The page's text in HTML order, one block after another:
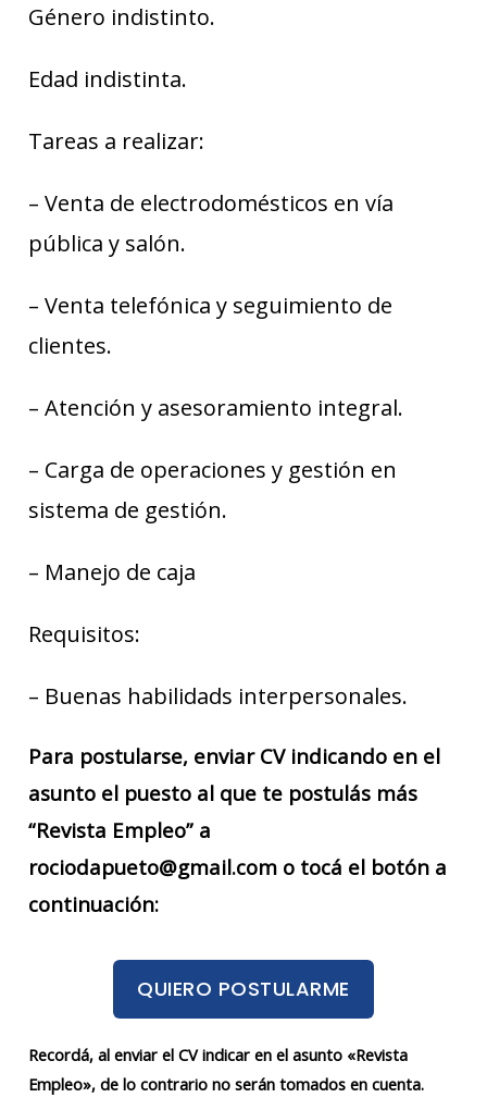
Género indistinto.
Edad indistinta.
Tareas a realizar:
– Venta de electrodomésticos en vía
pública y salón.
– Venta telefónica y seguimiento de
clientes.
– Atención y asesoramiento integral.
– Carga de operaciones y gestión en
sistema de gestión.
– Manejo de caja
Requisitos:
– Buenas habilidads interpersonales.
Para postularse, enviar CV indicando en el
asunto el puesto al que te postulás más
“Revista Empleo” a
rociodapueto@gmail.com o tocá el botón a
continuación:
QUIERO POSTULARME
Recordá, al enviar el CV indicar en el asunto «Revista
Empleo», de lo contrario no serán tomados en cuenta.